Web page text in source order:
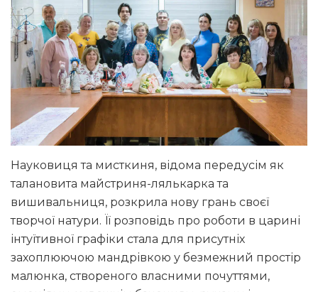
Науковиця та мисткиня, відома передусім як
талановита майстриня-лялькарка та
вишивальниця, розкрила нову грань своєї
творчої натури. Її розповідь про роботи в царині
інтуїтивної графіки стала для присутніх
захоплюючою мандрівкою у безмежний простір
малюнка, створеного власними почуттями,